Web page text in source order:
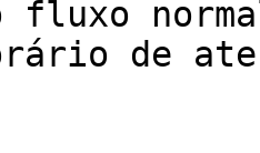
fluxo
de